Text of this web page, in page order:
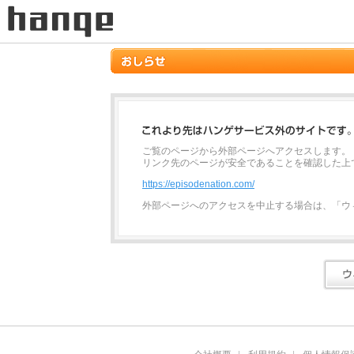
ご覧のページから外部ページへアクセスします。
リンク先のページが安全であることを確認した
https://episodenation.com/
外部ページへのアクセスを中止する場合は、「